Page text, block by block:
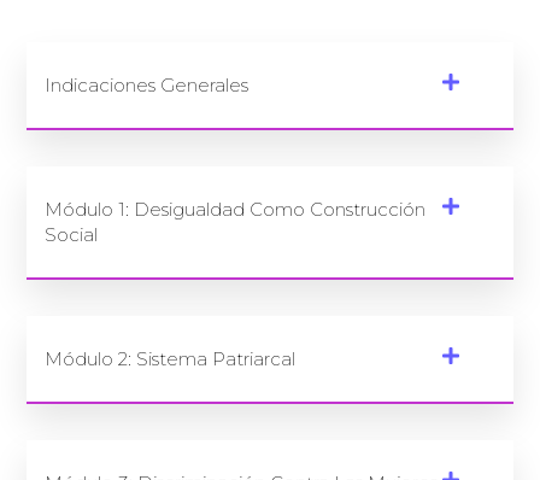
Indicaciones Generales
Módulo 1: Desigualdad Como Construcción
Social
Módulo 2: Sistema Patriarcal